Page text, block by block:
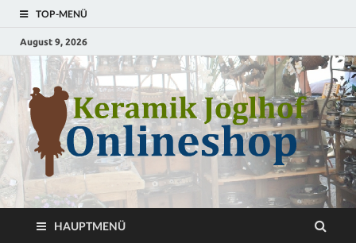
TOP-MENÜ
August 9, 2026
HAUPTMENÜ